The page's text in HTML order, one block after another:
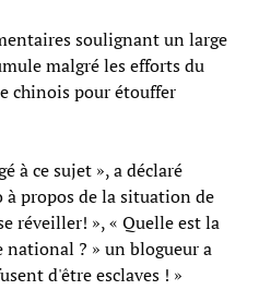
soulignant un large
malgré les efforts du
chinois pour étouffer
à ce sujet », a déclaré
propos de la situation de
réveiller! », « Quelle est la
national ? » un blogueur a
d'être esclaves ! »